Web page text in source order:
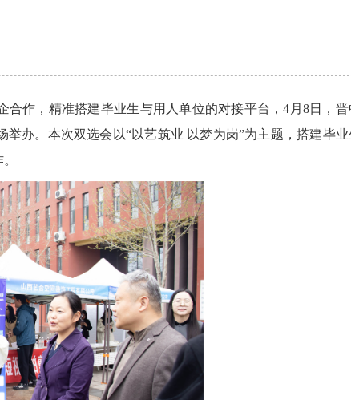
作，精准搭建毕业生与用人单位的对接平台，4月8日，晋
办。本次双选会以“以艺筑业 以梦为岗”为主题，搭建毕业